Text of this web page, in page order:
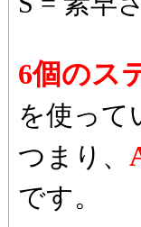
6個のス
を使って
つまり、
です。